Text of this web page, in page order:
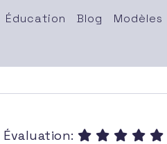
Éducation Blog Modèles
Évaluation: